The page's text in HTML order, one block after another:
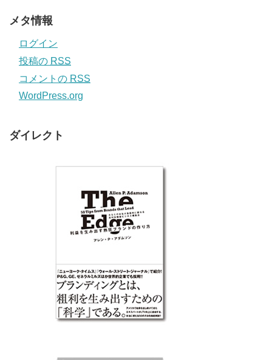
メタ情報
ログイン
投稿の RSS
コメントの RSS
WordPress.org
ダイレクト